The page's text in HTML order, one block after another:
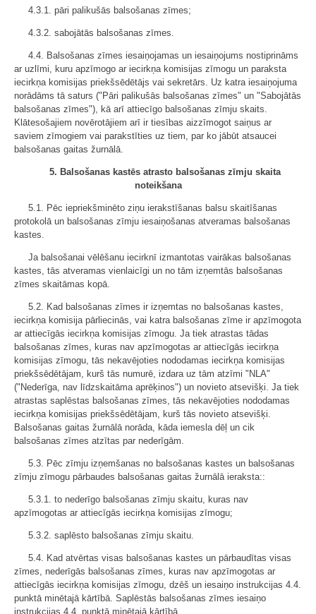
4.3.1. pāri palikušās balsošanas zīmes;
4.3.2. sabojātās balsošanas zīmes.
4.4. Balsošanas zīmes iesaiņojamas un iesaiņojums nostiprināms
ar uzlīmi, kuru apzīmogo ar iecirkņa komisijas zīmogu un paraksta
iecirkņa komisijas priekšsēdētājs vai sekretārs. Uz katra iesaiņojuma
norādāms tā saturs ("Pāri palikušās balsošanas zīmes" un "Sabojātās
balsošanas zīmes"), kā arī attiecīgo balsošanas zīmju skaits.
Klātesošajiem novērotājiem arī ir tiesības aizzīmogot saiņus ar
saviem zīmogiem vai parakstīties uz tiem, par ko jābūt atsaucei
balsošanas gaitas žurnālā.
5. Balsošanas kastēs atrasto balsošanas zīmju skaita
noteikšana
5.1. Pēc iepriekšminēto ziņu ierakstīšanas balsu skaitīšanas
protokolā un balsošanas zīmju iesaiņošanas atveramas balsošanas
kastes.
Ja balsošanai vēlēšanu iecirknī izmantotas vairākas balsošanas
kastes, tās atveramas vienlaicīgi un no tām izņemtās balsošanas
zīmes skaitāmas kopā.
5.2. Kad balsošanas zīmes ir izņemtas no balsošanas kastes,
iecirkņa komisija pārliecinās, vai katra balsošanas zīme ir apzīmogota
ar attiecīgās iecirkņa komisijas zīmogu. Ja tiek atrastas tādas
balsošanas zīmes, kuras nav apzīmogotas ar attiecīgās iecirkņa
komisijas zīmogu, tās nekavējoties nododamas iecirkņa komisijas
priekšsēdētājam, kurš tās numurē, izdara uz tām atzīmi "NLA"
("Nederīga, nav līdzskaitāma aprēķinos") un novieto atsevišķi. Ja tiek
atrastas saplēstas balsošanas zīmes, tās nekavējoties nododamas
iecirkņa komisijas priekšsēdētājam, kurš tās novieto atsevišķi.
Balsošanas gaitas žurnālā norāda, kāda iemesla dēļ un cik
balsošanas zīmes atzītas par nederīgām.
5.3. Pēc zīmju izņemšanas no balsošanas kastes un balsošanas
zīmju zīmogu pārbaudes balsošanas gaitas žurnālā ieraksta::
5.3.1. to nederīgo balsošanas zīmju skaitu, kuras nav
apzīmogotas ar attiecīgās iecirkņa komisijas zīmogu;
5.3.2. saplēsto balsošanas zīmju skaitu.
5.4. Kad atvērtas visas balsošanas kastes un pārbaudītas visas
zīmes, nederīgās balsošanas zīmes, kuras nav apzīmogotas ar
attiecīgās iecirkņa komisijas zīmogu, dzēš un iesaiņo instrukcijas 4.4.
punktā minētajā kārtībā. Saplēstās balsošanas zīmes iesaiņo
instrukcijas 4.4. punktā minētajā kārtībā.